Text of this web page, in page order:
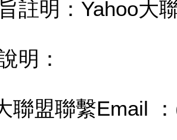
註明：Yahoo大
明：
聯盟聯繫Email